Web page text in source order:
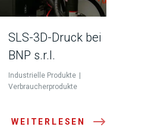
SLS-3D-Druck bei
BNP s.r.l.
Industrielle Produkte
Verbraucherprodukte
WEITERLESEN